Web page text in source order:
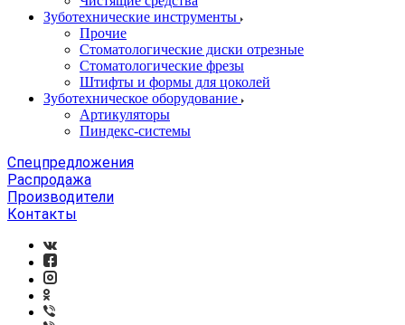
Зуботехнические инструменты
Прочие
Стоматологические диски отрезные
Стоматологические фрезы
Штифты и формы для цоколей
Зуботехническое оборудование
Артикуляторы
Пиндекс-системы
Спецпредложения
Распродажа
Производители
Контакты